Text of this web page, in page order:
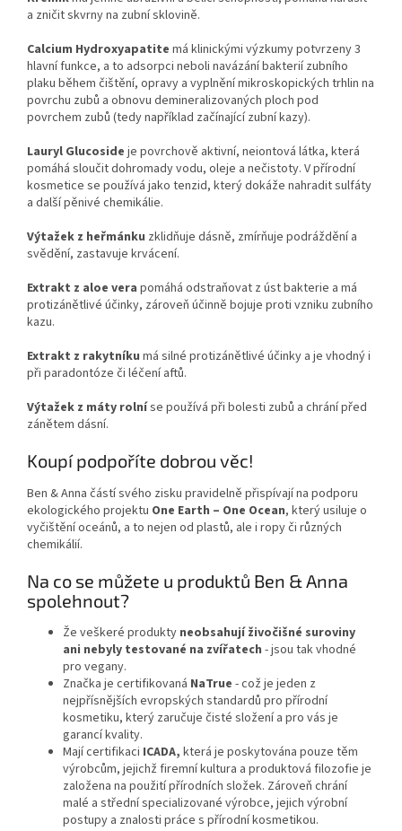
a zničit skvrny na zubní sklovině.
Calcium Hydroxyapatite má klinickými výzkumy potvrzeny 3
hlavní funkce, a to adsorpci neboli navázání bakterií zubního
plaku během čištění, opravy a vyplnění mikroskopických trhlin na
povrchu zubů a obnovu demineralizovaných ploch pod
povrchem zubů (tedy například začínající zubní kazy).
Lauryl Glucoside je povrchově aktivní, neiontová látka, která
pomáhá sloučit dohromady vodu, oleje a nečistoty. V přírodní
kosmetice se používá jako tenzid, který dokáže nahradit sulfáty
a další pěnivé chemikálie.
Výtažek z heřmánku zklidňuje dásně, zmírňuje podráždění a
svědění, zastavuje krvácení.
Extrakt z aloe vera pomáhá odstraňovat z úst bakterie a má
protizánětlivé účinky, zároveň účinně bojuje proti vzniku zubního
kazu.
Extrakt z rakytníku má silné protizánětlivé účinky a je vhodný i
při paradontóze či léčení aftů.
Výtažek z máty rolníse používá při bolesti zubů a chrání před
zánětem dásní.
Koupí podpoříte dobrou věc!
Ben & Anna částí svého zisku pravidelně přispívají na podporu
ekologického projektu One Earth – One Ocean, který usiluje o
vyčištění oceánů, a to nejen od plastů, ale i ropy či různých
chemikálií.
Na co se můžete u produktů Ben & Anna
spolehnout?
Že veškeré produkty neobsahují živočišné suroviny
ani nebyly testované na zvířatech - jsou tak vhodné
pro vegany.
Značka je certifikovaná NaTrue - což je jeden z
nejpřísnějších evropských standardů pro přírodní
kosmetiku, který zaručuje čisté složení a pro vás je
garancí kvality.
Mají certifikaci ICADA, která je poskytována pouze těm
výrobcům, jejichž firemní kultura a produktová filozofie je
založena na použití přírodních složek. Zároveň chrání
malé a střední specializované výrobce, jejich výrobní
postupy a znalosti práce s přírodní kosmetikou.